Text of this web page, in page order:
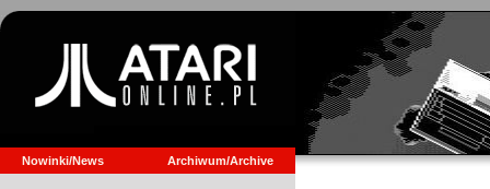
Nowinki/News Archiwum/Archive